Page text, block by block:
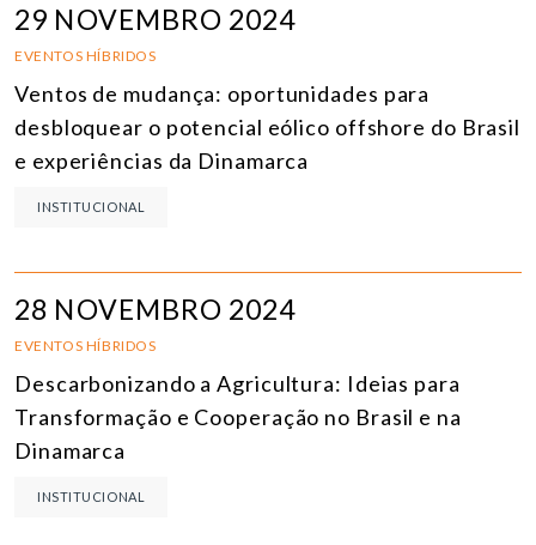
29 NOVEMBRO 2024
EVENTOS HÍBRIDOS
Ventos de mudança: oportunidades para
desbloquear o potencial eólico offshore do Brasil
e experiências da Dinamarca
INSTITUCIONAL
28 NOVEMBRO 2024
EVENTOS HÍBRIDOS
Descarbonizando a Agricultura: Ideias para
Transformação e Cooperação no Brasil e na
Dinamarca
INSTITUCIONAL